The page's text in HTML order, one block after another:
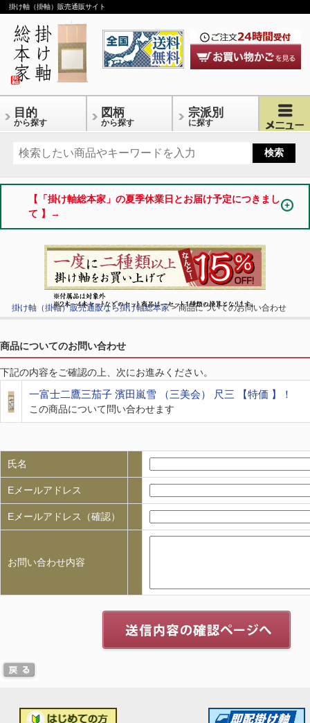
掛け軸（掛軸）販売通販サイト
目的
から探す
図柄
から探す
宗派別
に探す
【「掛け軸総本家」の夏季休業日とお届け予定につきまし
て 】→
掛け軸（掛軸）販売通販なら掛け軸総本家> 商品についてのお問い合わせ
商品についてのお問い合わせ
下記の内容をご確認の上、次にお進みください。
一富士二鷹三茄子 濱田嵐雪 （三美会） 尺三 【特価 】！
この商品について問い合わせます
氏名
Eメールアドレス
Eメールアドレス（確認）
お問い合わせ内容